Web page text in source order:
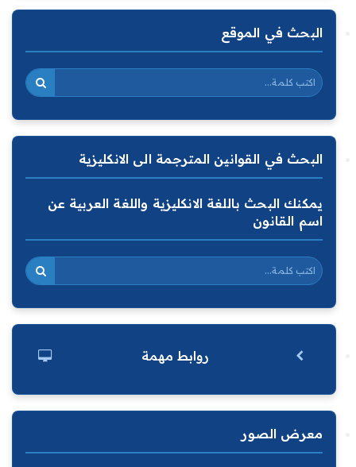
البحث في الموقع
البحث في القوانين المترجمة الى الانكليزية
يمكنك البحث باللغة الانكليزية واللغة العربية عن
اسم القانون
روابط مهمة
معرض الصور